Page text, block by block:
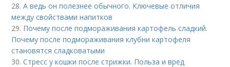
28.А ведь он полезнее обычного. Ключевые отличия
между свойствами напитков
29. Почему после подмораживания картофель сладкий.
Почему после подмораживания клубни картофеля
становятся сладковатыми
30.Стресс у кошки после стрижки. Польза и вред